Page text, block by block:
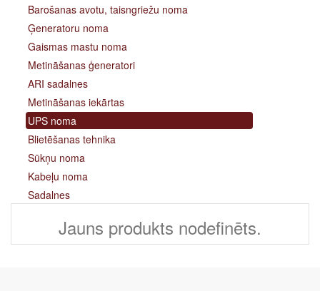
Barošanas avotu, taisngriežu noma
Ģeneratoru noma
Gaismas mastu noma
Metināšanas ģeneratori
ARI sadalnes
Metināšanas iekārtas
UPS noma
Blietēšanas tehnika
Sūkņu noma
Kabeļu noma
Sadalnes
Jauns produkts nodefinēts.